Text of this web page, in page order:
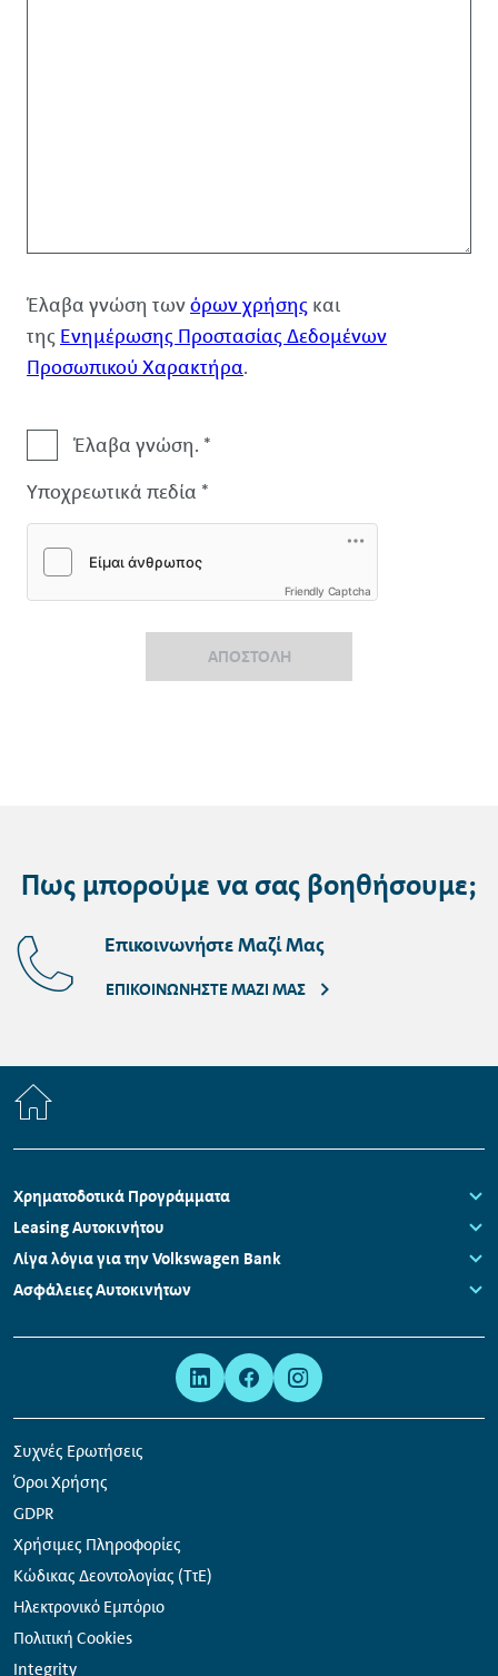
Έλαβα γνώση τωνόρων χρήσης και
της Ενημέρωσης Προστασίας Δεδομένων
Προσωπικού Χαρακτήρα.
Αποποίηση
ευθύνης
Έλαβα γνώση. *
Υποχρεωτικά πεδία *
Friendly Captcha
ΑΠΟΣΤΟΛΉ
Πως μπορούμε να σας βοηθήσουμε;
Επικοινωνήστε Μαζί Μας
ΕΠΙΚΟΙΝΩΝΉΣΤΕ ΜΑΖΊ ΜΑΣ
Πλοήγηση
υποσέλιδου
Χρηματοδοτικά Προγράμματα
Links:
Leasing Αυτοκινήτου
Links:
Λίγα λόγια για την Volkswagen Bank
Links:
Ασφάλειες Αυτοκινήτων
Συχνές Ερωτήσεις
Όροι Χρήσης
GDPR
Χρήσιμες Πληροφορίες
Κώδικας Δεοντολογίας (ΤτΕ)
Ηλεκτρονικό Εμπόριο
Πολιτική Cookies
Integrity
δικτύων